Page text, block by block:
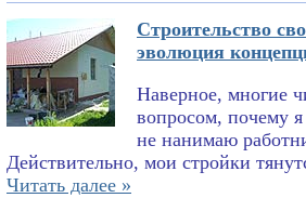
Строительство
эволюция
Наверное, многие
вопросом, почему
не нанимаю
Действительно, мои стройки
Читать далее »